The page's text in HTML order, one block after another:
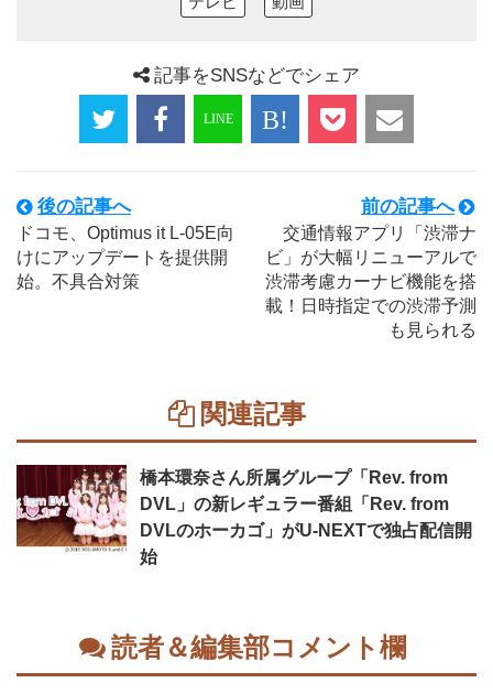
記事をSNSなどでシェア
後の記事へ
ドコモ、Optimus it L-05E向
けにアップデートを提供開
始。不具合対策
前の記事へ
交通情報アプリ「渋滞ナ
ビ」が大幅リニューアルで
渋滞考慮カーナビ機能を搭
載！日時指定での渋滞予測
も見られる
関連記事
橋本環奈さん所属グループ「Rev. from
DVL」の新レギュラー番組「Rev. from
DVLのホーカゴ」がU-NEXTで独占配信開
始
読者＆編集部コメント欄